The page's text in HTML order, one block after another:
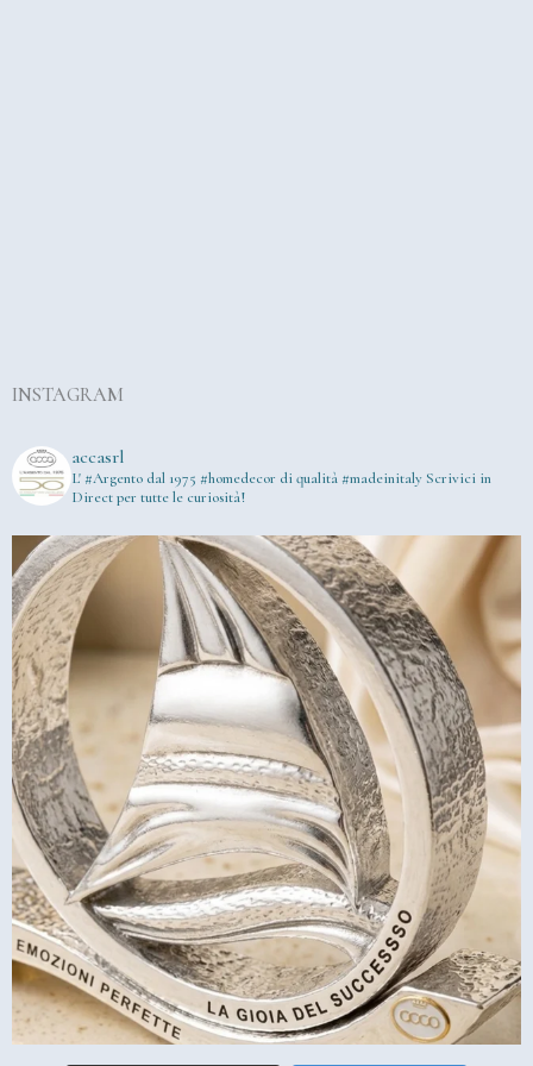
INSTAGRAM
accasrl
L' #Argento dal 1975 #homedecor di qualità #madeinitaly Scrivici in
Direct per tutte le curiosità!